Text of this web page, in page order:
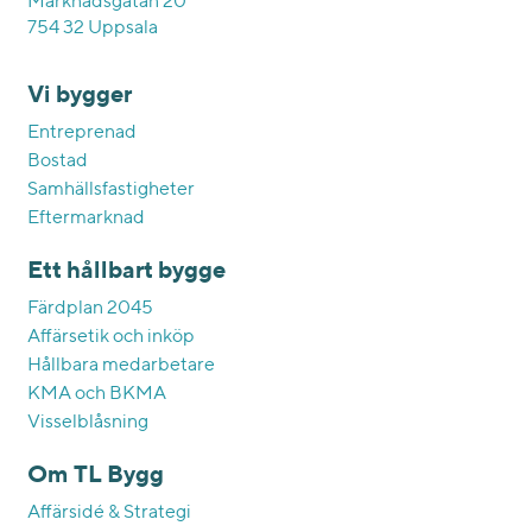
754 32 Uppsala
Vi bygger
Entreprenad
Bostad
Samhällsfastigheter
Eftermarknad
Ett hållbart bygge
Färdplan 2045
Affärsetik och inköp
Hållbara medarbetare
KMA och BKMA
Visselblåsning
Om TL Bygg
Affärsidé & Strategi